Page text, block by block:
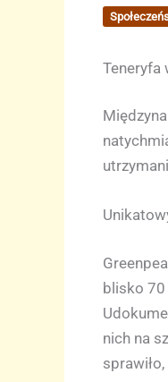
Teneryfa
blisko 70
nich na